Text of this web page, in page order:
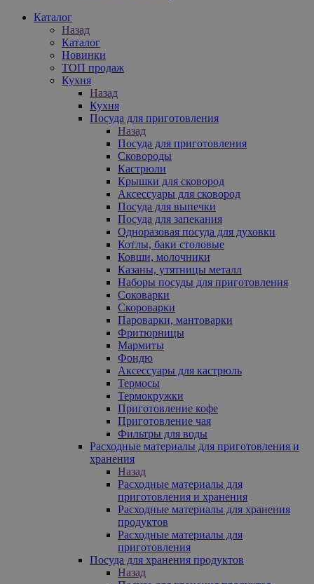
Каталог
Назад
Каталог
Новинки
ТОП продаж
Кухня
Назад
Кухня
Посуда для приготовления
Назад
Посуда для приготовления
Сковороды
Кастрюли
Крышки для сковород
Аксессуары для сковород
Посуда для выпечки
Посуда для запекания
Одноразовая посуда для духовки
Котлы, баки столовые
Ковши, молочники
Казаны, утятницы металл
Наборы посуды для приготовления
Соковарки
Скороварки
Пароварки, мантоварки
Фритюрницы
Мармиты
Фондю
Аксессуары для кастрюль
Термосы
Термокружки
Приготовление кофе
Приготовление чая
Фильтры для воды
Расходные материалы для приготовления и
хранения
Назад
Расходные материалы для
приготовления и хранения
Расходные материалы для хранения
продуктов
Расходные материалы для
приготовления
Посуда для хранения продуктов
Назад